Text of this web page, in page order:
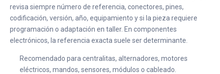
revisa siempre número de referencia, conectores, pines,
codificación, versión, año, equipamiento y si la pieza requiere
programación o adaptación en taller. En componentes
electrónicos, la referencia exacta suele ser determinante.
Recomendado para centralitas, alternadores, motores
eléctricos, mandos, sensores, módulos o cableado.